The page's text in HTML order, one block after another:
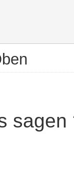
sagen